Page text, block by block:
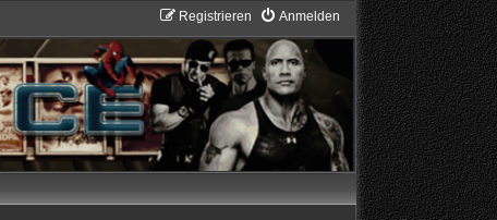
Anmelden
Registrieren